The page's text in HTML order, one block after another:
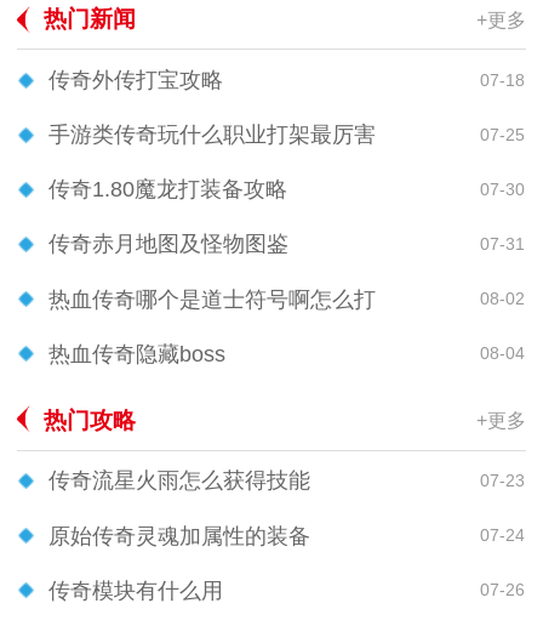
热门新闻 +更多
传奇外传打宝攻略 07-18
手游类传奇玩什么职业打架最厉害 07-25
传奇1.80魔龙打装备攻略 07-30
传奇赤月地图及怪物图鉴 07-31
热血传奇哪个是道士符号啊怎么打 08-02
热血传奇隐藏boss 08-04
热门攻略 +更多
传奇流星火雨怎么获得技能 07-23
原始传奇灵魂加属性的装备 07-24
传奇模块有什么用 07-26